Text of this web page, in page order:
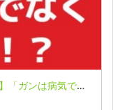
第７４回「ドクター丸山研究室」【動画】「ガンは病気でなく老化！？」「神様である自分を使うがん対策？」